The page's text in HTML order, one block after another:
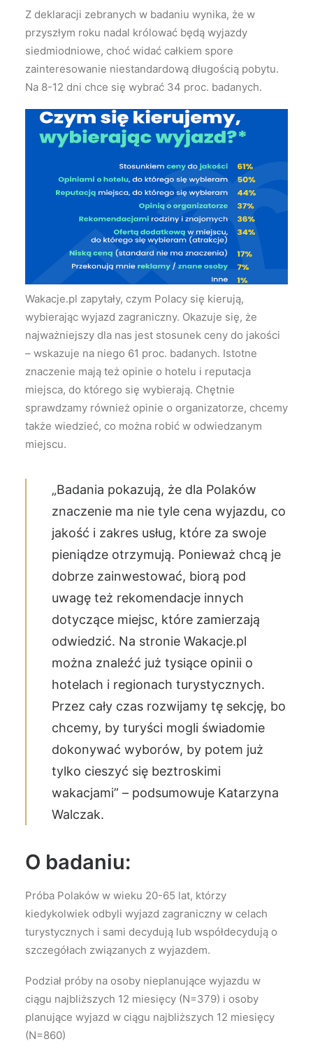
Z deklaracji zebranych w badaniu wynika, że w
przyszłym roku nadal królować będą wyjazdy
siedmiodniowe, choć widać całkiem spore
zainteresowanie niestandardową długością pobytu.
Na 8-12 dni chce się wybrać 34 proc. badanych.
Wakacje.pl zapytały, czym Polacy się kierują,
wybierając wyjazd zagraniczny. Okazuje się, że
najważniejszy dla nas jest stosunek ceny do jakości
– wskazuje na niego 61 proc. badanych. Istotne
znaczenie mają też opinie o hotelu i reputacja
miejsca, do którego się wybierają. Chętnie
sprawdzamy również opinie o organizatorze, chcemy
także wiedzieć, co można robić w odwiedzanym
miejscu.
„Badania pokazują, że dla Polaków
znaczenie ma nie tyle cena wyjazdu, co
jakość i zakres usług, które za swoje
pieniądze otrzymują. Ponieważ chcą je
dobrze zainwestować, biorą pod
uwagę też rekomendacje innych
dotyczące miejsc, które zamierzają
odwiedzić. Na stronie Wakacje.pl
można znaleźć już tysiące opinii o
hotelach i regionach turystycznych.
Przez cały czas rozwijamy tę sekcję, bo
chcemy, by turyści mogli świadomie
dokonywać wyborów, by potem już
tylko cieszyć się beztroskimi
wakacjami” – podsumowuje Katarzyna
Walczak.
O badaniu:
Próba Polaków w wieku 20-65 lat, którzy
kiedykolwiek odbyli wyjazd zagraniczny w celach
turystycznych i sami decydują lub współdecydują o
szczegółach związanych z wyjazdem.
Podział próby na osoby nieplanujące wyjazdu w
ciągu najbliższych 12 miesięcy (N=379) i osoby
planujące wyjazd w ciągu najbliższych 12 miesięcy
(N=860)